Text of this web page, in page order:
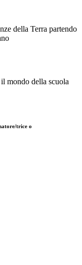
della Terra partendo
mondo della scuola
trice o